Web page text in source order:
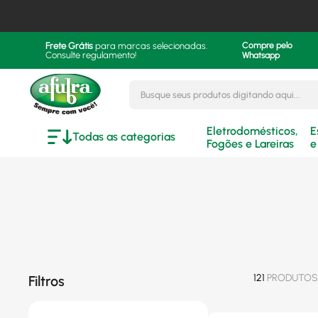
Frete Grátis para marcas selecionadas.
Consulte regulamento!
Compre pelo
Whatsapp
Todas as categorias
Eletrodomésticos,
Fogões e Lareiras
Filtros 121 PRODUTOS